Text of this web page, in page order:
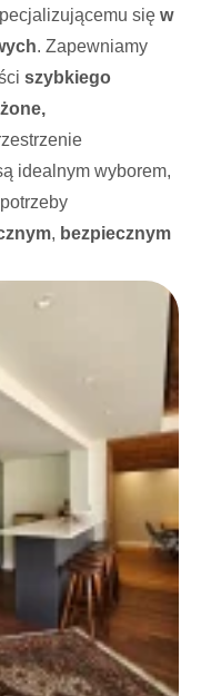
się w
. Zapewniamy
szybkiego
idealnym wyborem,
, bezpiecznym